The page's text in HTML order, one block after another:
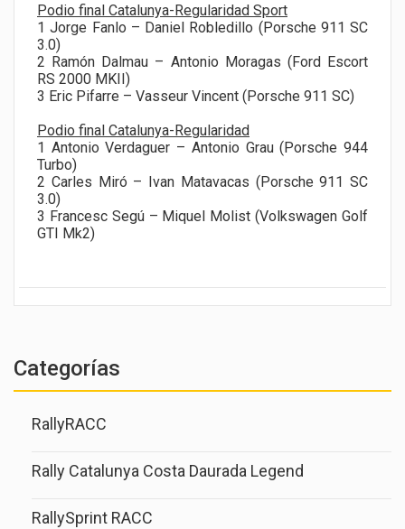
Podio final Catalunya-Regularidad Sport
1 Jorge Fanlo – Daniel Robledillo (Porsche 911 SC
3.0)
2 Ramón Dalmau – Antonio Moragas (Ford Escort
RS 2000 MKII)
3 Eric Pifarre – Vasseur Vincent (Porsche 911 SC)
Podio final Catalunya-Regularidad
1 Antonio Verdaguer – Antonio Grau (Porsche 944
Turbo)
2 Carles Miró – Ivan Matavacas (Porsche 911 SC
3.0)
3 Francesc Segú – Miquel Molist (Volkswagen Golf
GTI Mk2)
Categorías
RallyRACC
Rally Catalunya Costa Daurada Legend
RallySprint RACC